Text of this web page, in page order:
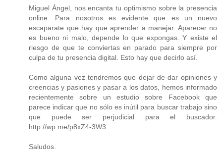
Miguel Ángel, nos encanta tu optimismo sobre la presencia
online. Para nosotros es evidente que es un nuevo
escaparate que hay que aprender a manejar. Aparecer no
es bueno ni malo, depende lo que expongas. Y existe el
riesgo de que te conviertas en parado para siempre por
culpa de tu presencia digital. Esto hay que decirlo así.
Como alguna vez tendremos que dejar de dar opiniones y
creencias y pasiones y pasar a los datos, hemos informado
recientemente sobre un estudio sobre Facebook que
parece indicar que no sólo es inútil para buscar trabajo sino
que puede ser perjudicial para el buscador.
http://wp.me/p8xZ4-3W3
Saludos.